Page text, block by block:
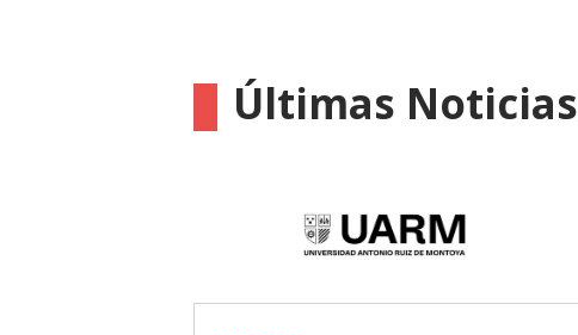
Últimas Noticias